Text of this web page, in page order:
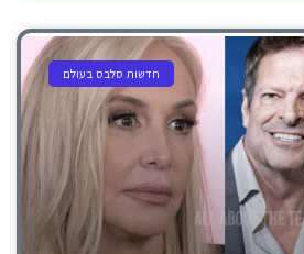
חדשות סלבס בעולם